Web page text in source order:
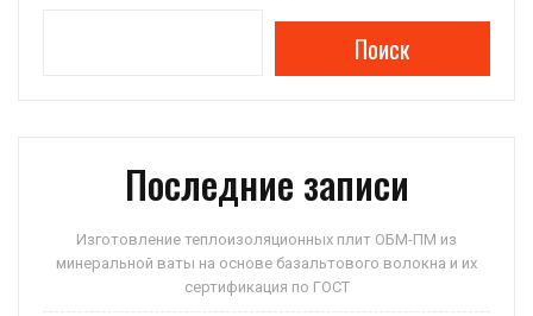
Поиск
Последние записи
Изготовление теплоизоляционных плит ОБМ-ПМ из
минеральной ваты на основе базальтового волокна и их
сертификация по ГОСТ